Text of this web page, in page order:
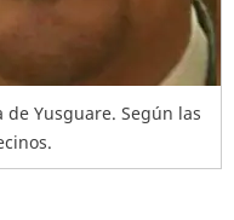
de Yusguare. Según las